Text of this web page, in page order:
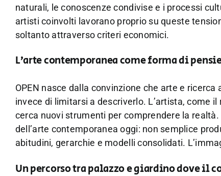
naturali, le conoscenze condivise e i processi
artisti coinvolti lavorano proprio su queste
soltanto attraverso criteri economici.
L’arte contemporanea come forma di
OPEN nasce dalla convinzione che arte e
invece di limitarsi a descriverlo. L’artista, come
cerca nuovi strumenti per comprendere la
dell’arte contemporanea oggi: non semplice
abitudini, gerarchie e modelli consolidati.
Un percorso tra palazzo e giardino dove il